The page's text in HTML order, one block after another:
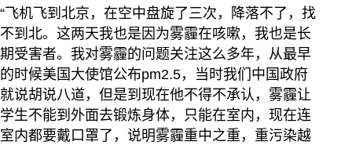
“飞机飞到北京，在空中盘旋了三次，降落不了，找
不到北。这两天我也是因为雾霾在咳嗽，我也是长
期受害者。我对雾霾的问题关注这么多年，从最早
的时候美国大使馆公布pm2.5，当时我们中国政府
就说胡说八道，但是到现在他不得不承认，雾霾让
学生不能到外面去锻炼身体，只能在室内，现在连
室内都要戴口罩了，说明雾霾重中之重，重污染越